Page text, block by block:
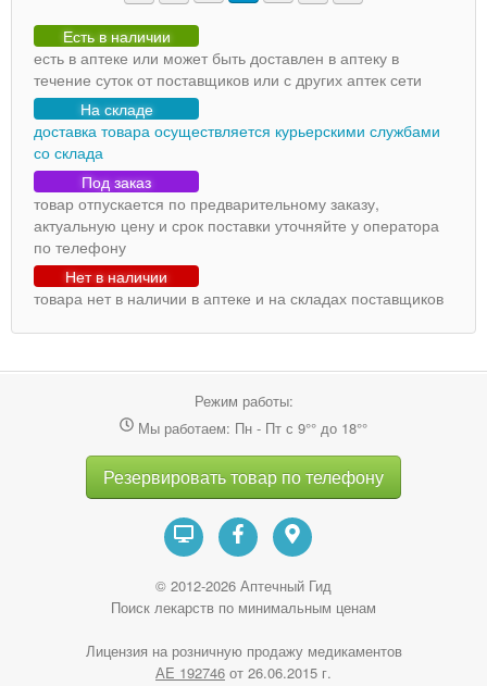
Есть в наличии
есть в аптеке или может быть доставлен в аптеку в
течение суток от поставщиков или с других аптек сети
На складе
доставка товара осуществляется курьерскими службами
со склада
Под заказ
товар отпускается по предварительному заказу,
актуальную цену и срок поставки уточняйте у оператора
по телефону
Нет в наличии
товара нет в наличии в аптеке и на складах поставщиков
Режим работы:
Мы работаем: Пн - Пт с 9°° до 18°°
Резервировать товар по телефону
© 2012-2026 Аптечный Гид
Поиск лекарств по минимальным ценам
Лицензия на розничную продажу медикаментов
АE 192746 от 26.06.2015 г.